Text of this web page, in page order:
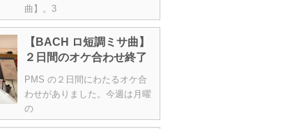
曲】。3
【BACH ロ短調ミサ曲】
２日間のオケ合わせ終了
PMS の２日間にわたるオケ合
わせがありました。今週は月曜
の